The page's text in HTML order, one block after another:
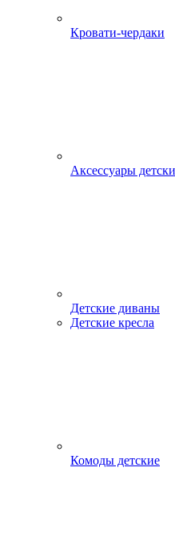
Кровати-чердаки
Аксессуары
Детские диваны
Детские кресла
Комоды детские